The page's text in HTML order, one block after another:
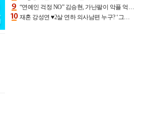
“연예인 걱정 NO” 김승현, 가난팔이 악플 억울할만‥아내+딸과 日 여행
재혼 강성연 ♥2살 연하 의사남편 누구? ‘그알’ 자문의에 훈남 비주얼 초엘리트 스펙 [종합]